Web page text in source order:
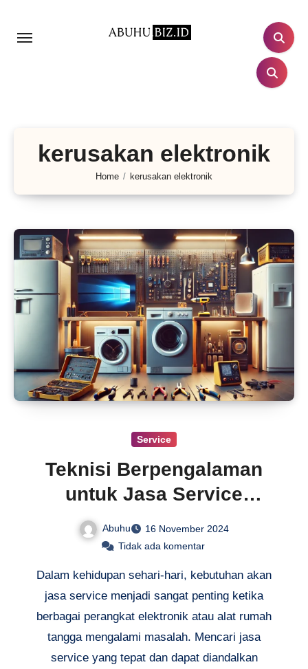
kerusakan elektronik
Home kerusakan elektronik
Service
Teknisi Berpengalaman
untuk Jasa Service
Bergaransi Terbaik
Abuhu
16 November 2024
Tidak ada komentar
Dalam kehidupan sehari-hari, kebutuhan akan
jasa service menjadi sangat penting ketika
berbagai perangkat elektronik atau alat rumah
tangga mengalami masalah. Mencari jasa
service yang tepat dan dapat diandalkan